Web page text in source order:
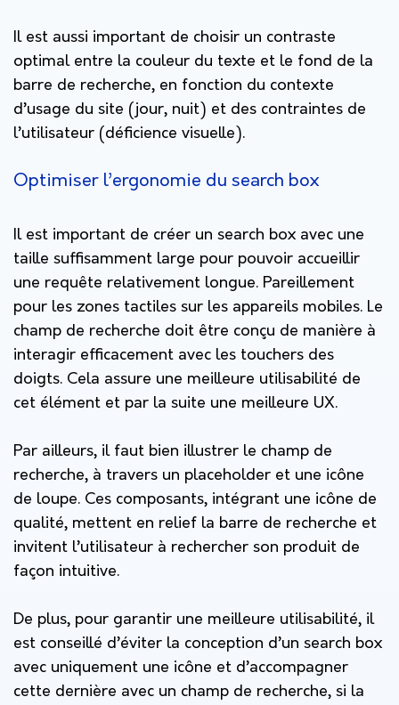
Il est aussi important de choisir un contraste
optimal entre la couleur du texte et le fond de la
barre de recherche, en fonction du contexte
d’usage du site (jour, nuit) et des contraintes de
l’utilisateur (déficience visuelle).
Optimiser l’ergonomie du search box
Il est important de créer un search box avec une
taille suffisamment large pour pouvoir accueillir
une requête relativement longue. Pareillement
pour les zones tactiles sur les appareils mobiles. Le
champ de recherche doit être conçu de manière à
interagir efficacement avec les touchers des
doigts. Cela assure une meilleure utilisabilité de
cet élément et par la suite une meilleure UX.
Par ailleurs, il faut bien illustrer le champ de
recherche, à travers un placeholder et une icône
de loupe. Ces composants, intégrant une icône de
qualité, mettent en relief la barre de recherche et
invitent l’utilisateur à rechercher son produit de
façon intuitive.
De plus, pour garantir une meilleure utilisabilité, il
est conseillé d’éviter la conception d’un search box
avec uniquement une icône et d’accompagner
cette dernière avec un champ de recherche, si la